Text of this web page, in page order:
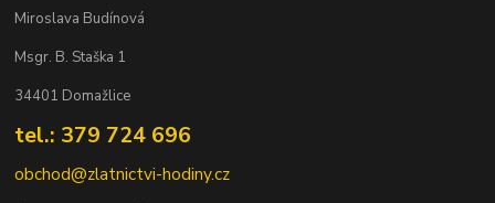
Miroslava Budínová
Msgr. B. Staška 1
34401 Domažlice
tel.: 379 724 696
obchod@zlatnictvi-hodiny.cz